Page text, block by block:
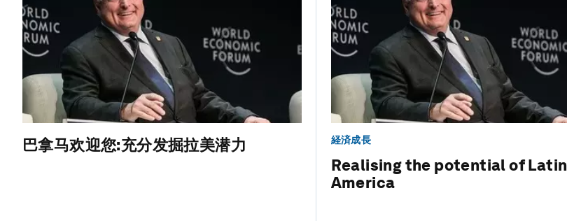
巴拿马欢迎您:充分发掘拉美潜力 経済成長
Realising the potential of Latin
America